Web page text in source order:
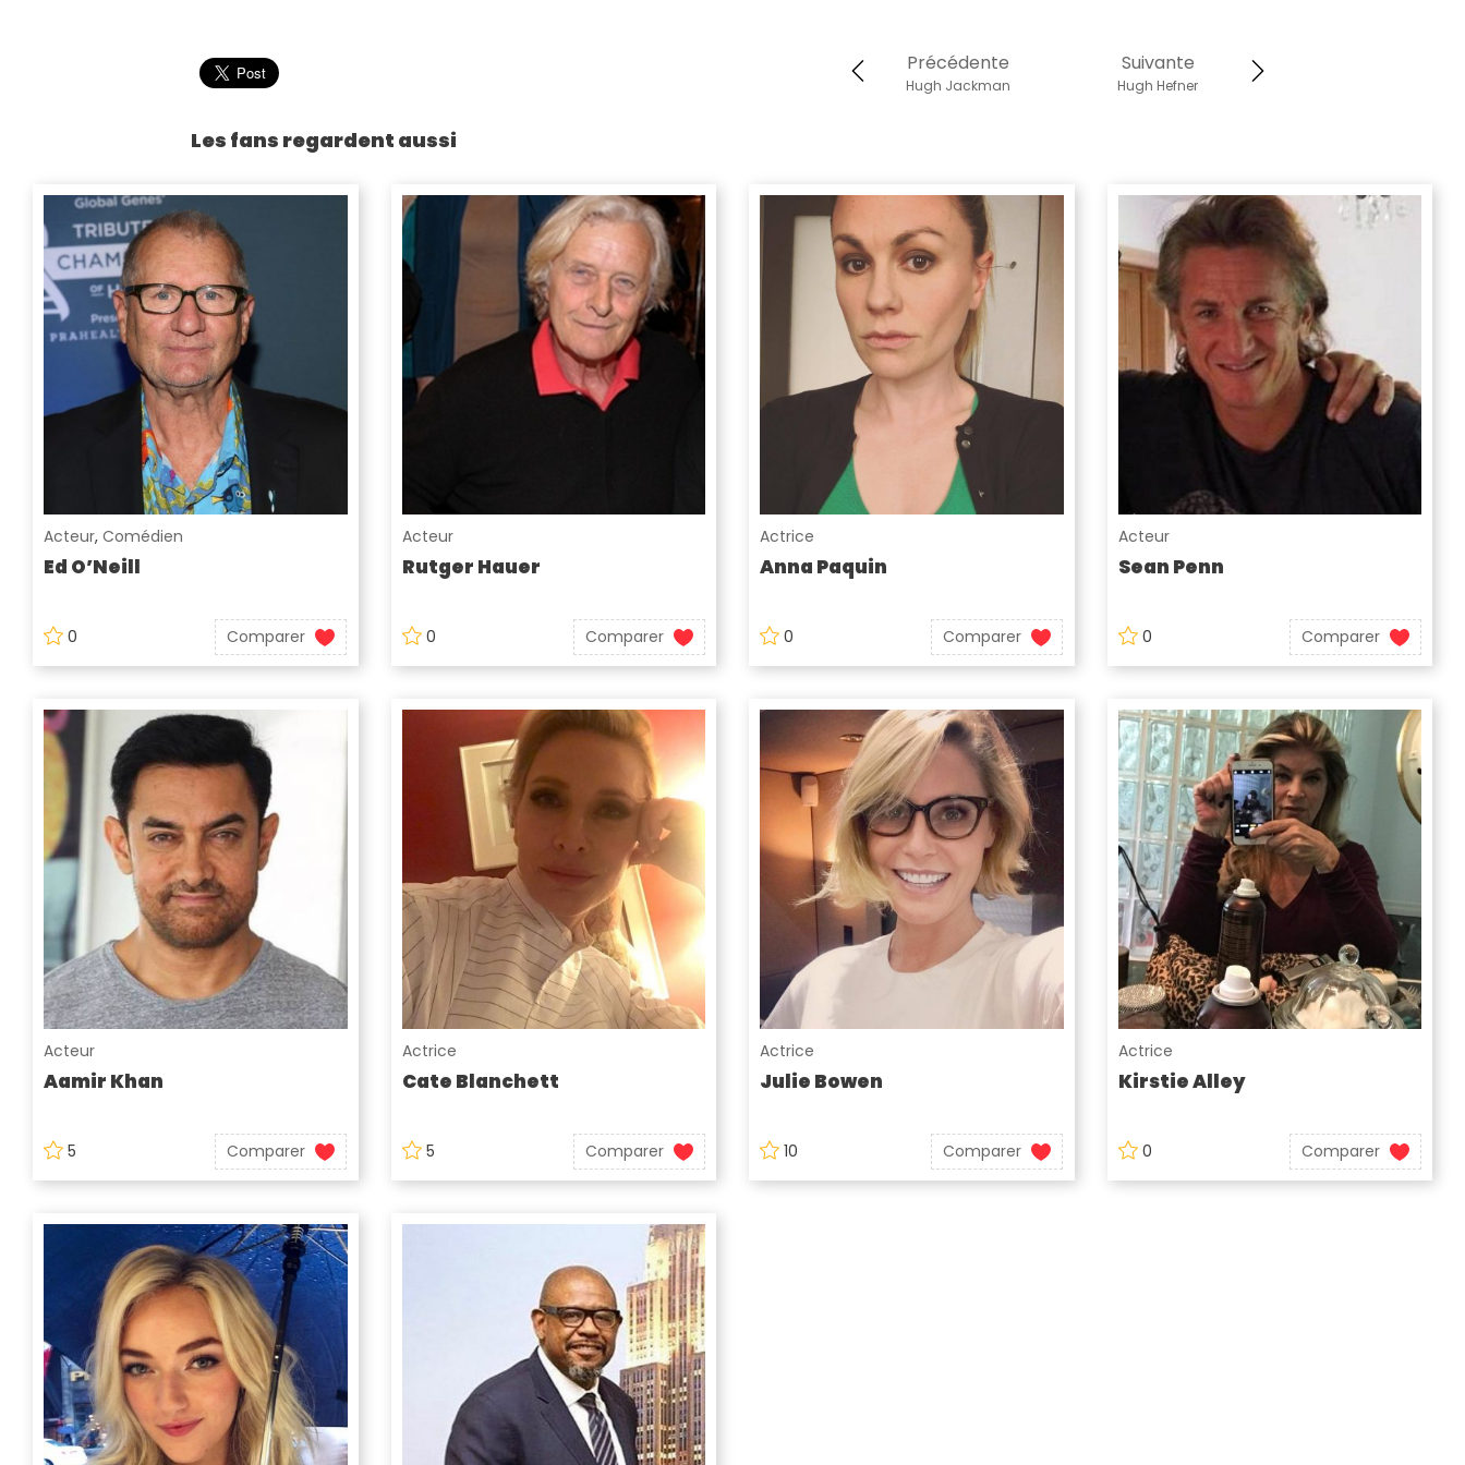
Suivante
Hugh Hefner
Précédente
Hugh Jackman
Les fans regardent aussi
Acteur, Comédien
Ed O’Neill
0 Comparer
Acteur
Rutger Hauer
0 Comparer
Actrice
Anna Paquin
0 Comparer
Acteur
Sean Penn
0 Comparer
Acteur
Aamir Khan
5 Comparer
Actrice
Cate Blanchett
5 Comparer
Actrice
Julie Bowen
10 Comparer
Actrice
Kirstie Alley
0 Comparer